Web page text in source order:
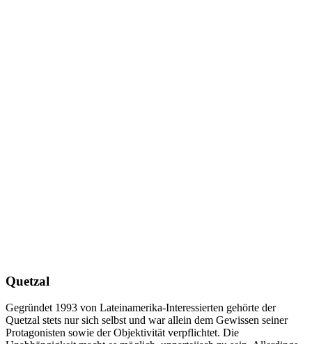
Quetzal
Gegründet 1993 von Lateinamerika-Interessierten gehörte der
Quetzal stets nur sich selbst und war allein dem Gewissen seiner
Protagonisten sowie der Objektivität verpflichtet. Die